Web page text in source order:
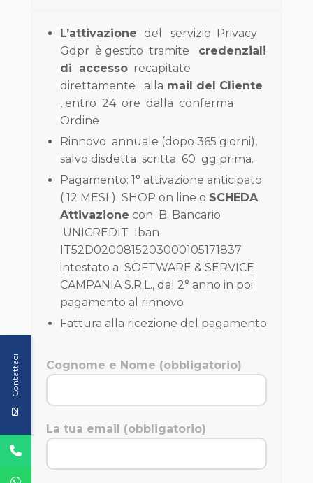
L’attivazione del servizio Privacy
Gdpr è gestito tramite
credenziali
di accesso recapitate
direttamente alla mail del Cliente
, entro 24 ore dalla conferma
Ordine
Rinnovo annuale (dopo 365 giorni),
salvo disdetta scritta 60 gg prima.
Pagamento: 1° attivazione anticipato
( 12 MESI ) SHOP on line o SCHEDA
Attivazione con B. Bancario
UNICREDIT Iban
IT52D0200815203000105171837
intestato a SOFTWARE & SERVICE
CAMPANIA S.R.L., dal 2° anno in poi
pagamento al rinnovo
Fattura alla ricezione del pagamento
Cognome e Nome (obbligatorio)
La tua email (obbligatorio)
Contattaci